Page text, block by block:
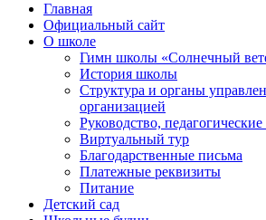
Главная
Официальный сайт
О школе
Гимн школы «Солнечный
История школы
Структура и органы
организацией
Руководство,
Виртуальный тур
Благодарственные письма
Платежные реквизиты
Питание
Детский сад